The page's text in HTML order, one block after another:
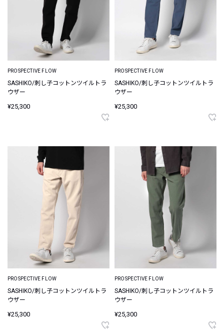
PROSPECTIVE FLOW
SASHIKO/刺し子コットンツイルトラ
ウザー
¥25,300
PROSPECTIVE FLOW
SASHIKO/刺し子コットンツイルトラ
ウザー
¥25,300
PROSPECTIVE FLOW
SASHIKO/刺し子コットンツイルトラ
ウザー
¥25,300
PROSPECTIVE FLOW
SASHIKO/刺し子コットンツイルトラ
ウザー
¥25,300